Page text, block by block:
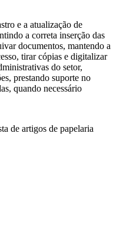
e a atualização de
a correta inserção das
documentos, mantendo a
tirar cópias e digitalizar
do setor,
prestando suporte no
quando necessário
de artigos de papelaria